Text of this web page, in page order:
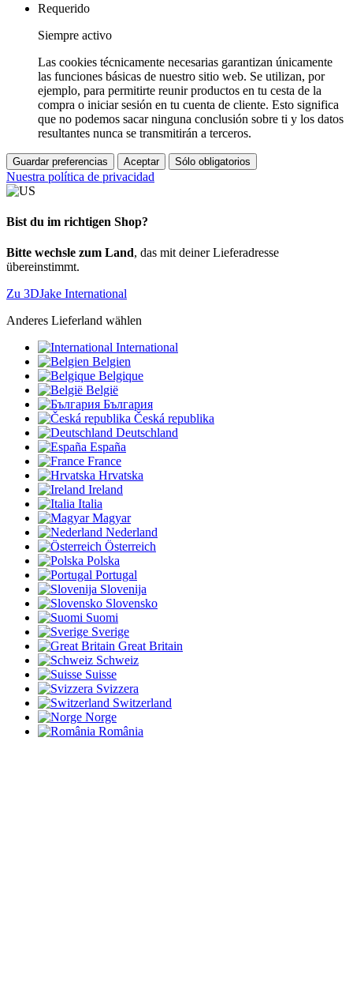
Requerido
Siempre activo
Las cookies técnicamente necesarias garantizan únicamente
las funciones básicas de nuestro sitio web. Se utilizan, por
ejemplo, para permitirte reunir productos en tu cesta de la
compra o iniciar sesión en tu cuenta de cliente. Esto significa
que no podemos sacar ninguna conclusión sobre ti y los datos
resultantes nunca se transmitirán a terceros.
Guardar preferencias Aceptar Sólo obligatorios
Nuestra política de privacidad
Bist du im richtigen Shop?
Bitte wechsle zum Land, das mit deiner Lieferadresse
übereinstimmt.
Zu 3DJake International
Anderes Lieferland wählen
International
Belgien
Belgique
België
България
Česká republika
Deutschland
España
France
Hrvatska
Ireland
Italia
Magyar
Nederland
Österreich
Polska
Portugal
Slovenija
Slovensko
Suomi
Sverige
Great Britain
Schweiz
Suisse
Svizzera
Switzerland
Norge
România